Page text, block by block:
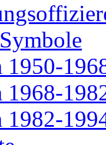
1950-
1968-
1982-